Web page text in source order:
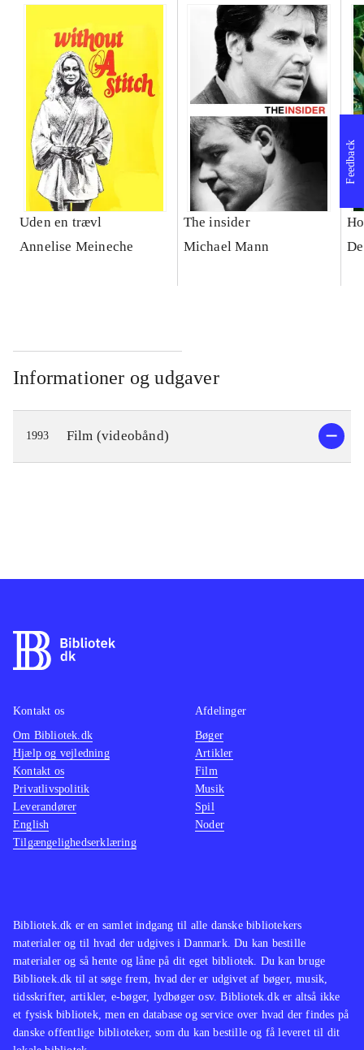
Uden en trævl
Annelise Meineche
The insider
Michael Mann
Informationer og udgaver
1993 Film (videobånd)
Feedback
Bibliotek.dk er en samlet indgang til alle danske bibliotekers
materialer og til hvad der udgives i Danmark. Du kan bestille
materialer og så hente og låne på dit eget bibliotek. Du kan bruge
Bibliotek.dk til at søge frem, hvad der er udgivet af bøger, musik,
tidsskrifter, artikler, e-bøger, lydbøger osv. Bibliotek.dk er altså ikke
et fysisk bibliotek, men en database og service over hvad der findes på
danske offentlige biblioteker, som du kan bestille og få leveret til dit
Kontakt os
Om Bibliotek.dk
Hjælp og vejledning
Kontakt os
Privatlivspolitik
Leverandører
English
Tilgængelighedserklæring
Afdelinger
Bøger
Artikler
Film
Musik
Spil
Noder